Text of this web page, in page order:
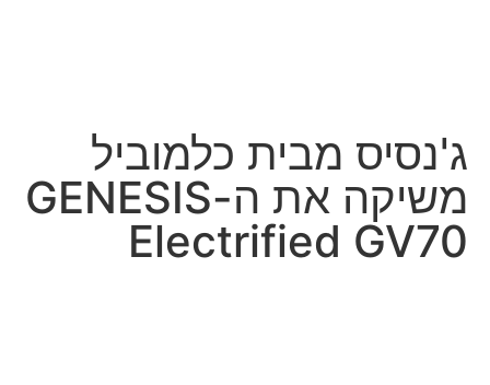
ג'נסיס מבית כלמוביל
משיקה את ה-GENESIS
Electrified GV70